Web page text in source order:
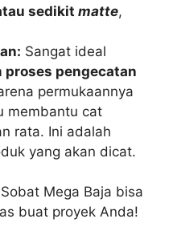
sedikitmatte,
Sangat ideal
proses pengecatan
permukaannya
membantu cat
rata. Ini adalah
yang akan dicat.
Mega Baja bisa
buat proyek Anda!